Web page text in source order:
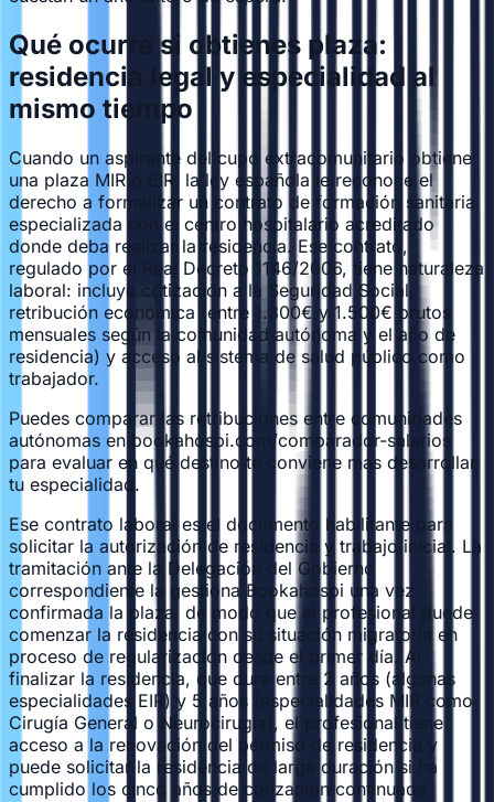
Qué ocurre si obtienes plaza:
residencia legal y especialidad al
mismo tiempo
Cuando un aspirante del cupo extracomunitario obtiene
una plaza MIR o EIR, la ley española le reconoce el
derecho a formalizar un contrato de formación sanitaria
especializada con el centro hospitalario acreditado
donde deba realizar la residencia. Ese contrato,
regulado por el Real Decreto 1146/2006, tiene naturaleza
laboral: incluye cotización a la Seguridad Social,
retribución económica (entre 1.300€ y 1.500€ brutos
mensuales según la comunidad autónoma y el año de
residencia) y acceso al sistema de salud público como
trabajador.
Puedes comparar las retribuciones entre comunidades
autónomas en bookahospi.com/comparador-salarios
para evaluar en qué destino te conviene más desarrollar
tu especialidad.
Ese contrato laboral es el documento habilitante para
solicitar la autorización de residencia y trabajo inicial. La
tramitación ante la Delegación del Gobierno
correspondiente la gestiona Bookahospi una vez
confirmada la plaza, de modo que el profesional puede
comenzar la residencia con su situación migratoria en
proceso de regularización desde el primer día. Al
finalizar la residencia, que dura entre 2 años (algunas
especialidades EIR) y 5 años (especialidades MIR como
Cirugía General o Neurocirugía), el profesional tiene
acceso a la renovación del permiso de residencia y
puede solicitar la residencia de larga duración si ha
cumplido los cinco años de cotización continuada.